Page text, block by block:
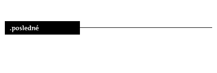
.posledné